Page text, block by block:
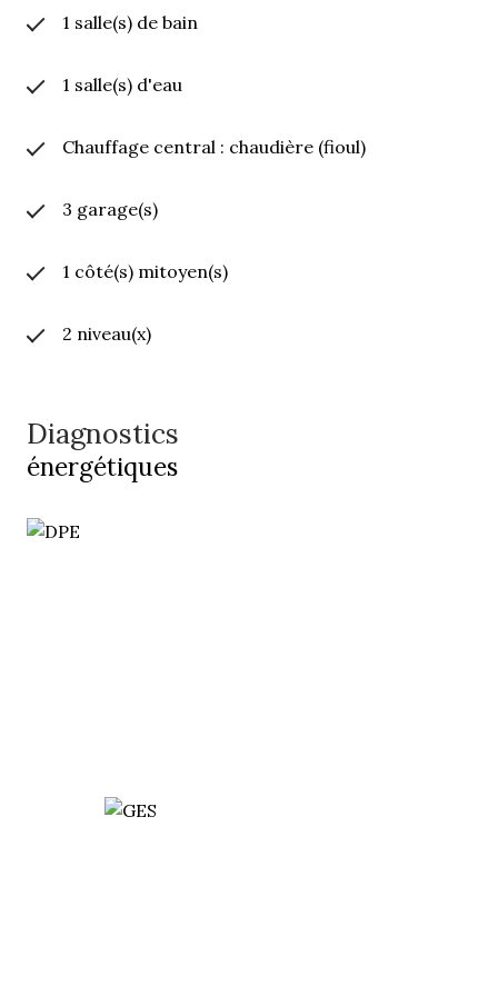
au fuel
est exposé sont disponibles sur le site Géorisques :
Avenue de la République - 16260 CHASSENEUIL-
PORTABLE
euros dt 5.00% d'honoraires - à la charge de
1 salle(s) de bain
1 salle(s) d'eau
Chauffage central : chaudière (fioul)
3 garage(s)
1 côté(s) mitoyen(s)
2 niveau(x)
Diagnostics
énergétiques